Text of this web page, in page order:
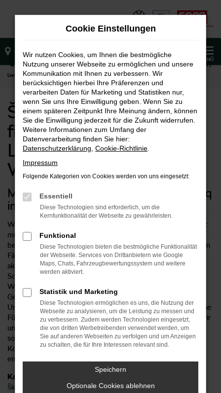
Zum
MENÜ
Startseite Waiblingen Škoda
Škoda Kodiaq kaufen, finanzieren, leasen |
Lieferservice nach Waiblingen
Škoda Kodiaq kaufen,
finanzieren, leasen |
Lieferservice nach
Waiblingen
Maximal mobil mit Ihrem Škoda Kodiaq
in Waiblingen
Wer in Waiblingen oder der direkten Umgebung lebt, sichert
mit einem Škoda Kodiaq seine Mobilität. Das Fahrzeug hat
bereits in zahlreichen Tests und Vergleichen seine besonderen
Fähigkeiten unter Beweis gestellt und setzt auch in der
aktuellen Modellgeneration Maßstäbe. Wir vom Autohaus
Sorg bieten Ihnen den Škoda Kodiaq mit Lieferservice nach
Waiblingen sowohl als Neuwagen als auch als
Gebrauchtwagen, Tageszulassung sowie als Jahreswagen.
Unser Unternehmen existiert seit 1959 und bietet seither eine
Fülle an Dienstleistungen rund ums Auto an. Dadurch, dass wir
unter anderem einen erstklassigen Werkstattservice bieten,
sorgen wir gerne auch nach dem Kauf dafür, dass Ihr Škoda
Kodiaq stets in Top-Zustand fährt. Sprechen Sie uns an und
entdecken Sie die vielen Vorteile einer Zusammenarbeit.
Kategorie
Škoda Kodiaq Neuwagen Waiblingen
Cookie Einstellungen
Wir nutzen Cookies, um Ihnen die bestmögliche
Nutzung unserer Webseite zu ermöglichen und unsere
Kommunikation mit Ihnen zu verbessern. Wir
berücksichtigen hierbei Ihre Präferenzen und
verarbeiten Daten für Marketing und Statistiken nur,
wenn Sie uns Ihre Einwilligung geben. Wenn Sie zu
einem späteren Zeitpunkt Ihre Meinung ändern, können
Sie die Einwilligung jederzeit für die Zukunft widerrufen.
Weitere Informationen zum Umfang der
Datenverarbeitung finden Sie hier:
Datenschutzerklärung Cookie-Richtlinie
Impressum
Folgende Kategorien von Cookies werden von uns eingesetzt:
Essentiell
Diese Technologien sind erforderlich, um die
Kernfunktionalität der Webseite zu gewährleisten.
Funktional
Diese Technologien bieten die bestmögliche Funktionalität
der Webseite. Services von Drittanbietern wie Google
Maps, Chats, Fahrzeugbewertungssystem und weitere
werden aktiviert.
Statistik und Marketing
Diese Technologien ermöglichen es uns, die Nutzung der
Webseite zu analysieren, um die Leistung zu messen und
zu verbessern. Zudem werden Technologien eingesetzt,
die von dritten Werbetreibenden verwendet werden, um
Sie auf anderen Webseiten zu verfolgen und um Anzeigen
zu schalten, die für Ihre Interessen relevant sind.
Speichern
Optionale Cookies ablehnen